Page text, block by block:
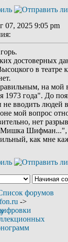
07, 2025 9:05 pm
достоверных
в театре
на мой
1973 года". До
вводить людей
мой вопрос
нет
Шифман...",
как мне
форумов
->